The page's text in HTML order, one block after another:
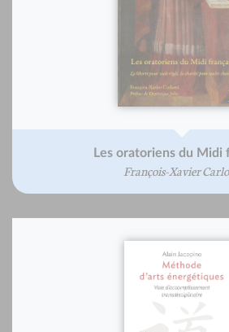
Les oratoriens du Midi
François-Xavier